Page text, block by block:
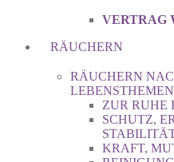
VERTRAG
RÄUCHERN
RÄUCHERN
LEBENSTHEMEN
ZUR RUHE
SCHUTZ,
KRAFT,